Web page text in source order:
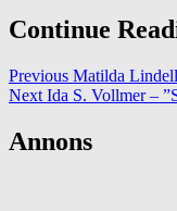
Continue
Previous Matilda
Next Ida S. Vollmer –
Annons